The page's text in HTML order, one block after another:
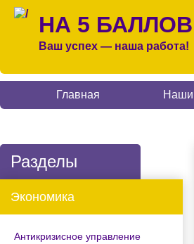
НА 5 БАЛЛОВ
Ваш успех — наша работа!
Главная Наши
Разделы
Экономика
Антикризисное управление